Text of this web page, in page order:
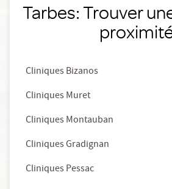
Tarbes: Trouver
Cliniques Bizanos
Cliniques Muret
Cliniques Montauban
Cliniques Gradignan
Cliniques Pessac